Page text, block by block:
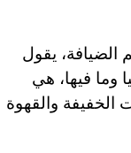
الضيافة، يقول
وما فيها، هي
الخفيفة والقهوة